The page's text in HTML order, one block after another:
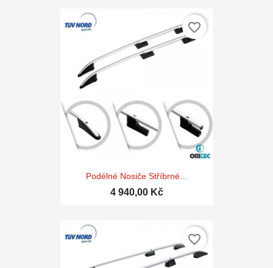
Podélné Nosiče Stříbrné...
4 940,00 Kč
favorite_border
favorite_border